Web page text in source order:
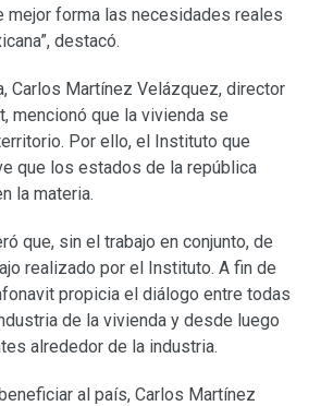
mejor forma las necesidades reales
destacó.
Carlos Martínez Velázquez, director
mencionó que la vivienda se
Por ello, el Instituto que
que los estados de la república
la materia.
que, sin el trabajo en conjunto, de
realizado por el Instituto. A fin de
propicia el diálogo entre todas
de la vivienda y desde luego
alrededor de la industria.
al país, Carlos Martínez